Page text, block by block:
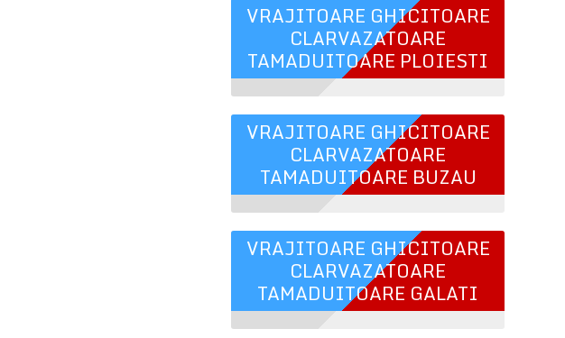
VRAJITOARE GHICITOARE
CLARVAZATOARE
TAMADUITOARE PLOIESTI
VRAJITOARE GHICITOARE
CLARVAZATOARE
TAMADUITOARE BUZAU
VRAJITOARE GHICITOARE
CLARVAZATOARE
TAMADUITOARE GALATI